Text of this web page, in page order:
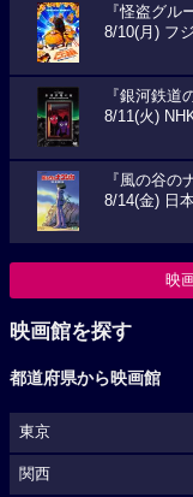
『怪盗グル
8/10(月) フ
『銀河鉄道
8/11(火)
『風の谷の
8/14(金) 日
映
映画館を探す
都道府県から映画館
東京
関西